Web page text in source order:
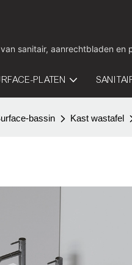
sanitair, aanrechtbladen
PLATEN
bassin Kast wastafel